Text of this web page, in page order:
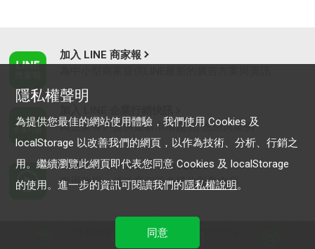
加入 LINE 商家報
為企業客戶提供最新市場趨勢, 應用與案例
LINE Biz-Solutions YouTube
實用教學、成功案例等多樣化影音內容
服務條款
隱私權聲明
為提供您最佳的網站使用體驗，我們使用 Cookies 及
localStorage 以改善我們的網頁，以作為技術、分析、行銷之
用。繼續瀏覽此網頁即代表您同意 Cookies 及 localStorage
的使用。進一步的資訊可閱讀我們的隱私權說明。
同意